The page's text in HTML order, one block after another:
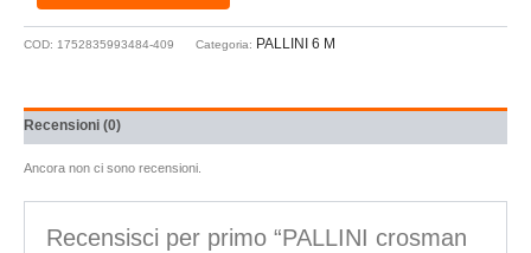
COD: 1752835993484-409 Categoria: PALLINI 6 M
Recensioni (0)
Ancora non ci sono recensioni.
Recensisci per primo “PALLINI crosman